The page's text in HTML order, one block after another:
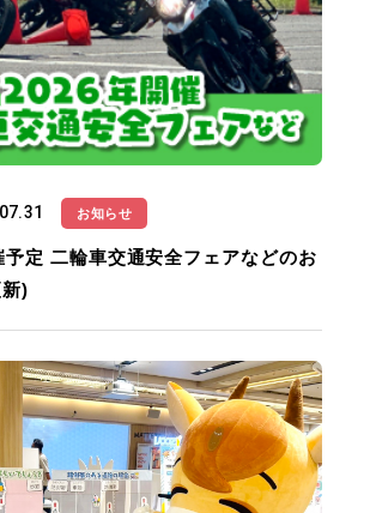
お知らせ
予定 二輪車交通安全フェアなどのお
)